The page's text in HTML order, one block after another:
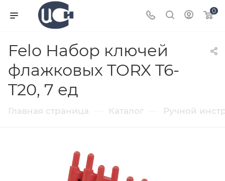
0
Felo Набор ключей
флажковых TORX T6-
T20, 7 ед
Главная страница Каталог Ручной